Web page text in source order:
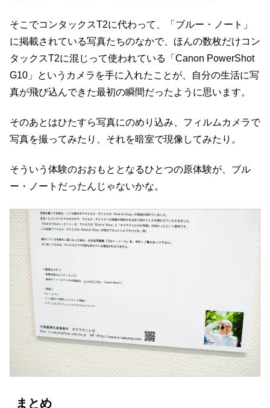
そこでコンタックスT2に代わって、「ブルー・ノート」
に掲載されている写真たちのなかで、ほんの数枚だけコン
タックスT2に混じって使われている「Canon PowerShot
G10」というカメラを手に入れたことが、自分の生活に写
真が飛び込んできた最初の瞬間だったように思います。
そのあとはひたすら写真にのめり込み、フィルムカメラで
写真を撮ってみたり、それを暗室で現像してみたり。
そういう体験のおおもととなるひとつの原体験が、ブル
ー・ノートだったんじゃないかな。
まとめ